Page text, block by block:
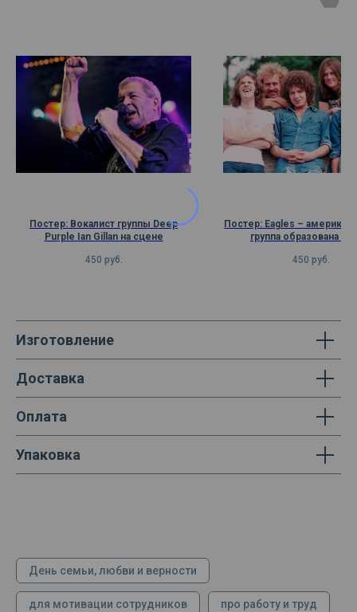
Постер: Вокалист группы Deep
Purple Ian Gillan на сцене
450 руб.
Постер: Eagles –
группа образована в
1971 году
450 руб.
Изготовление
Доставка
Оплата
Упаковка
День семьи, любви и верности
для мотивации сотрудников про работу и труд